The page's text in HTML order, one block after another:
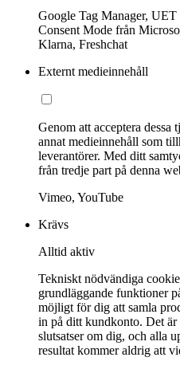
Google Tag Manager,
Consent Mode från
Klarna, Freshchat
Externt medieinnehåll
Genom att acceptera
annat medieinnehåll som
leverantörer. Med ditt
från tredje part på denna
Vimeo, YouTube
Krävs
Alltid aktiv
Tekniskt nödvändiga
grundläggande funktioner
möjligt för dig att samla
in på ditt kundkonto. Det är
slutsatser om dig, och alla
resultat kommer aldrig att